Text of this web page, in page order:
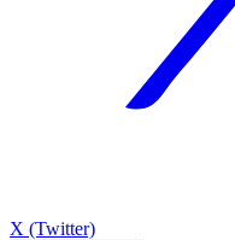
X (Twitter)